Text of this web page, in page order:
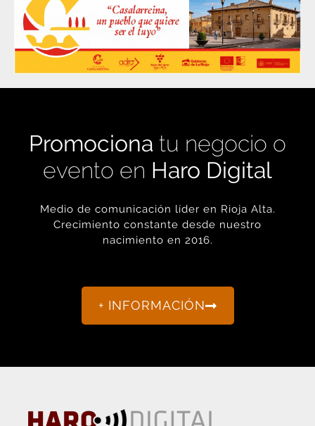
Promociona tu negocio o
evento en Haro Digital
Medio de comunicación líder en Rioja Alta.
Crecimiento constante desde nuestro
nacimiento en 2016.
+ INFORMACIÓN